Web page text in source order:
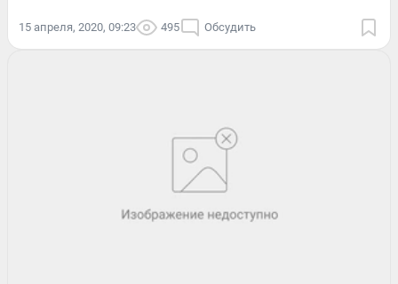
15 апреля, 2020, 09:23 495 Обсудить